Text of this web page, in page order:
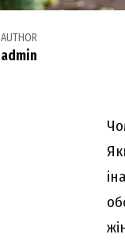
AUTHOR
admin